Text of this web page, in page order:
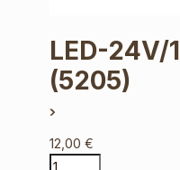
LED-24V/
(5205)
12,00€